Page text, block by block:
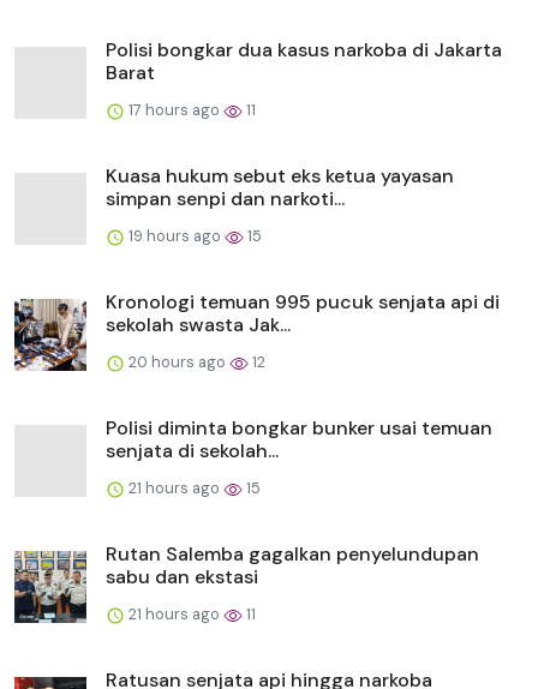
Polisi bongkar dua kasus narkoba di Jakarta
Barat
17 hours ago 11
Kuasa hukum sebut eks ketua yayasan
simpan senpi dan narkoti...
19 hours ago 15
Kronologi temuan 995 pucuk senjata api di
sekolah swasta Jak...
20 hours ago 12
Polisi diminta bongkar bunker usai temuan
senjata di sekolah...
21 hours ago 15
Rutan Salemba gagalkan penyelundupan
sabu dan ekstasi
21 hours ago 11
Ratusan senjata api hingga narkoba